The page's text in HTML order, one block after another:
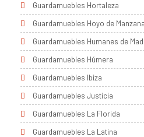
Guardamuebles Hortaleza
Guardamuebles Hoyo de
Guardamuebles Humanes de
Guardamuebles Húmera
Guardamuebles Ibiza
Guardamuebles Justicia
Guardamuebles La Florida
Guardamuebles La Latina